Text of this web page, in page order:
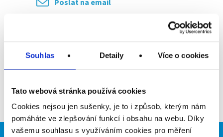
Souhlas Detaily Více o cookies
Tato webová stránka používá cookies
Cookies nejsou jen sušenky, je to i způsob, kterým nám
pomáháte ve zlepšování funkcí i obsahu na webu. Díky
vašemu souhlasu s využíváním cookies pro měření
Poslat na email
Zpět